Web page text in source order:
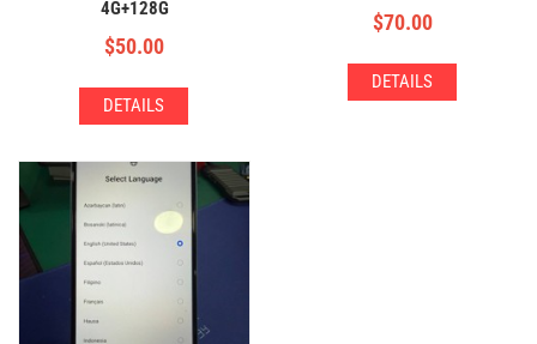
4G+128G
$50.00
DETAILS
$70.00
DETAILS